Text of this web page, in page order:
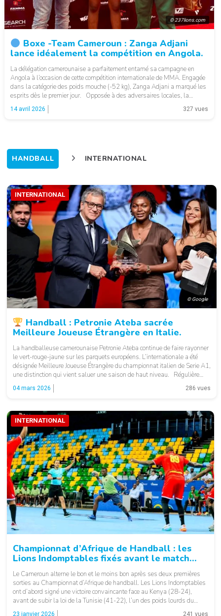
© 237lions.com
Boxe -Team Cameroun : Zanga Adjani
lance idéalement la compétition en Angola.
La délégation camerounaise a parfaitement entamé sa campagne en
Angola à l’occasion de cette compétition internationale de MMA. Engagée
dans la catégorie des poids mouche (-52 kg), Zanga Adjani a marqué les
esprits dès le premier jour. Opposée à des adversaires locales, la
combattante camerounaise a fait preuve de maîtrise et de détermination
en […]
14 avril 2026 327 vues
HANDBALL INTERNATIONAL
© Google
INTERNATIONAL
Handball : Petronie Ateba sacrée
Meilleure Joueuse Étrangère en Italie.
La handballeuse camerounaise Petronie Ateba continue de faire rayonner
le vert-rouge-jaune sur les parquets européens. L’internationale a été
désignée Meilleure Joueuse Étrangère du championnat italien de Serie A1,
une distinction qui vient saluer une saison de haut niveau. Régulière
dans ses performances, décisive dans les moments clés et véritable
leader au sein de son […]
04 mars 2026 286 vues
INTERNATIONAL
Championnat d’Afrique de Handball : les
Lions Indomptables fixés avant le match
Le Cameroun alterne le bon et le moins bon après ses deux premières
sorties au Championnat d’Afrique de handball. Les Lions Indomptables
ont d’abord signé une victoire convaincante face au Kenya (28-24),
avant de subir la loi de la Tunisie (41-22), l’un des poids lourds du
continent. Face aux Kenyans, la sélection camerounaise a fait […]
23 janvier 2026 241 vues